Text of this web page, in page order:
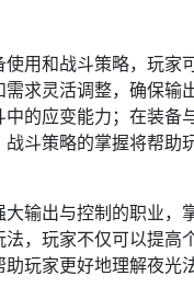
用和战斗策略，玩家
求灵活调整，确保输
的应变能力；在装备
斗策略的掌握将帮助
输出与控制的职业
，玩家不仅可以提
玩家更好地理解夜光